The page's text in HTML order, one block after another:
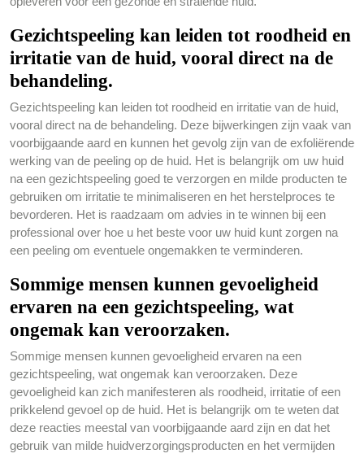
Gezichtspeeling kan leiden tot roodheid en
irritatie van de huid, vooral direct na de
behandeling.
Gezichtspeeling kan leiden tot roodheid en irritatie van de huid,
vooral direct na de behandeling. Deze bijwerkingen zijn vaak van
voorbijgaande aard en kunnen het gevolg zijn van de exfoliërende
werking van de peeling op de huid. Het is belangrijk om uw huid
na een gezichtspeeling goed te verzorgen en milde producten te
gebruiken om irritatie te minimaliseren en het herstelproces te
bevorderen. Het is raadzaam om advies in te winnen bij een
professional over hoe u het beste voor uw huid kunt zorgen na
een peeling om eventuele ongemakken te verminderen.
Sommige mensen kunnen gevoeligheid
ervaren na een gezichtspeeling, wat
ongemak kan veroorzaken.
Sommige mensen kunnen gevoeligheid ervaren na een
gezichtspeeling, wat ongemak kan veroorzaken. Deze
gevoeligheid kan zich manifesteren als roodheid, irritatie of een
prikkelend gevoel op de huid. Het is belangrijk om te weten dat
deze reacties meestal van voorbijgaande aard zijn en dat het
gebruik van milde huidverzorgingsproducten en het vermijden